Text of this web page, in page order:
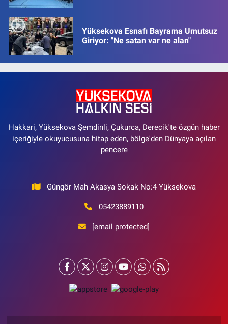
Yüksekova Esnafı Bayrama Umutsuz
Giriyor: "Ne satan var ne alan"
Hakkari, Yüksekova Şemdinli, Çukurca, Derecik'te özgün haber
içeriğiyle okuyucusuna hitap eden, bölge'den Dünyaya açılan
pencere
Güngör Mah Akasya Sokak No:4 Yüksekova
05423889110
[email protected]